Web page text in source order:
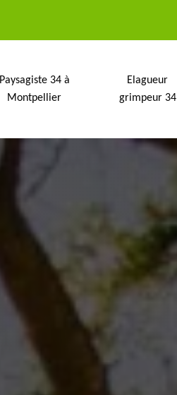
Paysagiste 34 à
Montpellier
Elagueur
grimpeur 34